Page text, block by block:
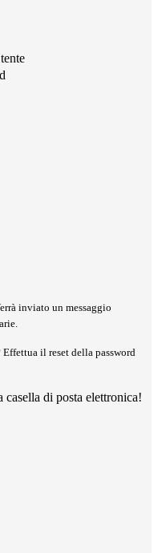
inviato un messaggio
il reset della password
di posta elettronica!